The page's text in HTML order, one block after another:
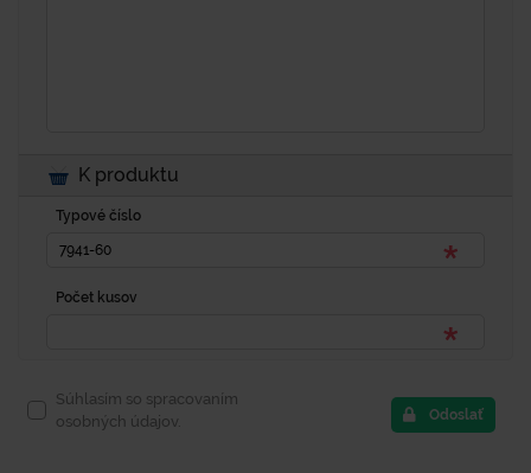
K produktu
Typové číslo
Počet kusov
Súhlasím so spracovaním
osobných údajov.
Odoslať